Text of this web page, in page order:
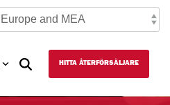
HITTA ÅTERFÖRSÄLJARE